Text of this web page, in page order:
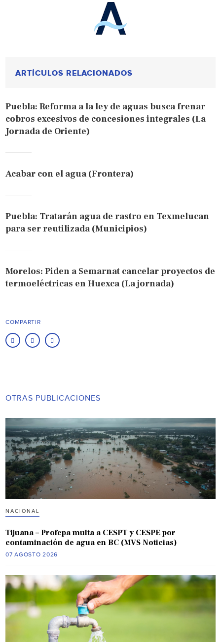
ARTÍCULOS RELACIONADOS
Puebla: Reforma a la ley de aguas busca frenar
cobros excesivos de concesiones integrales (La
Jornada de Oriente)
Acabar con el agua (Frontera)
Puebla: Tratarán agua de rastro en Texmelucan
para ser reutilizada (Municipios)
Morelos: Piden a Semarnat cancelar proyectos de
termoeléctricas en Huexca (La jornada)
COMPARTIR
OTRAS PUBLICACIONES
NACIONAL
Tijuana – Profepa multa a CESPT y CESPE por
contaminación de agua en BC (MVS Noticias)
07 AGOSTO 2026